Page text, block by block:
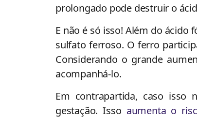
prolongado pode destruir o
E não é só isso! Além do ácido
sulfato ferroso. O ferro
Considerando o grande
acompanhá-lo.
Em contrapartida, caso isso
gestação. Isso aumenta o